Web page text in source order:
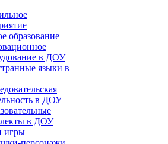
образование
в ДОУ
языки в
в ДОУ
в ДОУ
игры